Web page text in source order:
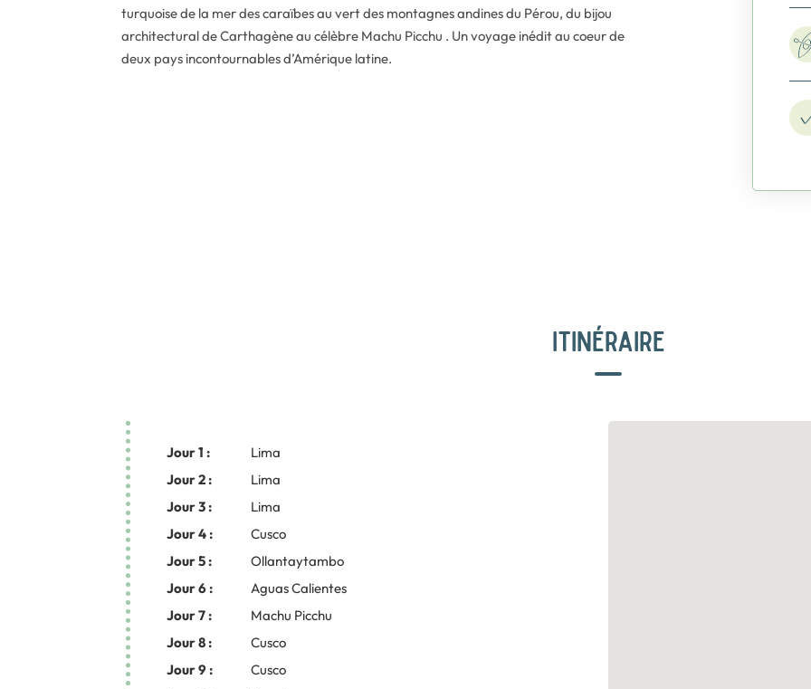
turquoise de la mer des caraïbes au vert des montagnes andines du Pérou, du bijou
architectural de Carthagène au célèbre Machu Picchu . Un voyage inédit au coeur de
deux pays incontournables d’Amérique latine.
ITINÉRAIRE
Jour 1 :
Lima
Jour 2 :
Lima
Jour 3 :
Lima
Jour 4 :
Cusco
Jour 5 :
Ollantaytambo
Jour 6 :
Aguas Calientes
Jour 7 :
Machu Picchu
Jour 8 :
Cusco
Jour 9 :
Cusco